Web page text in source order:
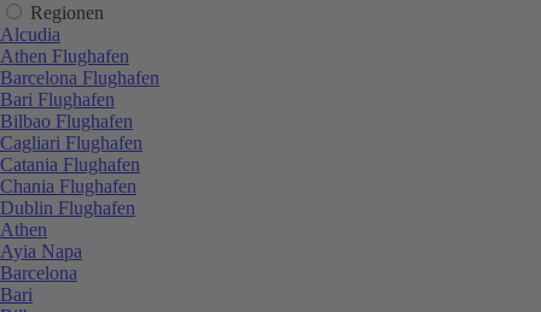
Regionen
Alcudia
Athen Flughafen
Barcelona Flughafen
Bari Flughafen
Bilbao Flughafen
Cagliari Flughafen
Catania Flughafen
Chania Flughafen
Dublin Flughafen
Athen
Ayia Napa
Barcelona
Bari